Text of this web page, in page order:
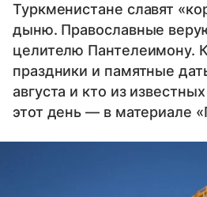
Туркменистане славят
дыню. Православные
целителю Пантелеимону.
праздники и памятные
августа и кто из
этот день — в материале